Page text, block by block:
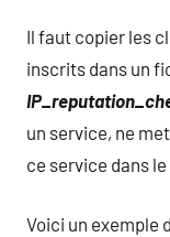
Il faut copier les
inscrits dans un
un service, ne
ce service dans
Voici un exemple